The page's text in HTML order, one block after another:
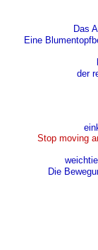
Das
Eine
der
Stop moving
Die